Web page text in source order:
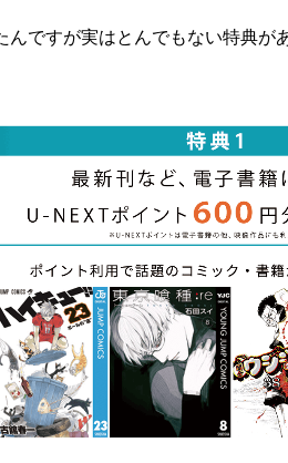
んですが実はとんでもない特典が